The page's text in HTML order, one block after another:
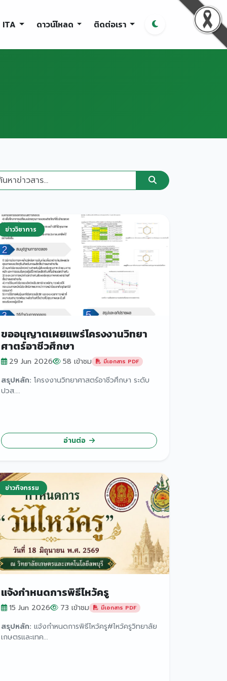
ITA ดาวน์โหลด ติดต่อเรา
ข่าววิชาการ
ขออนุญาตเผยแพร่โครงงานวิทยา
ศาตร์อาชีวศึกษา
29 Jun 2026 58 เข้าชม มีเอกสาร PDF
สรุปหลัก: โครงงานวิทยาศาสตร์อาชีวศึกษา ระดับ
ปวส....
อ่านต่อ
ข่าวกิจกรรม
แจ้งกำหนดการพิธีไหว้ครู
15 Jun 2026 73 เข้าชม มีเอกสาร PDF
สรุปหลัก: แจ้งกำหนดการพิธีไหว้ครู#ไหว้ครูวิทยาลัย
เกษตรและเทค...